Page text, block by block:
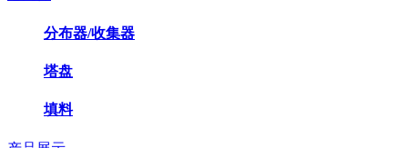
分布器/收集器
塔盘
填料